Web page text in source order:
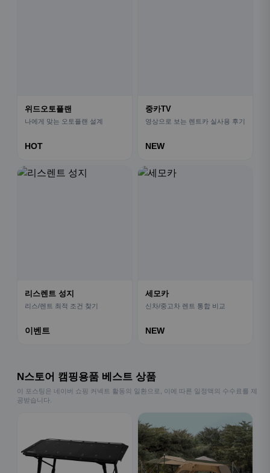
위드오토플랜
나에게 맞는 오토플랜 설계
HOT
중카TV
영상으로 보는 렌트카 실사용 후기
NEW
리스렌트 성지
리스/렌트 최적 조건 찾기
이벤트
세모카
신차/중고차 렌트 통합 비교
NEW
N스토어 캠핑용품 베스트 상품
이 포스팅은 네이버 쇼핑 커넥트 활동의 일환으로, 이에 따른 일정액의 수수료를 제
공받습니다.